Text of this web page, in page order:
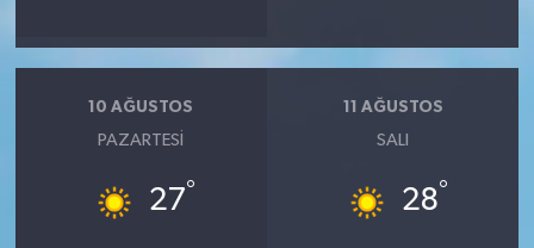
10 AĞUSTOS
PAZARTESI
27°
11 AĞUSTOS
SALI
28°